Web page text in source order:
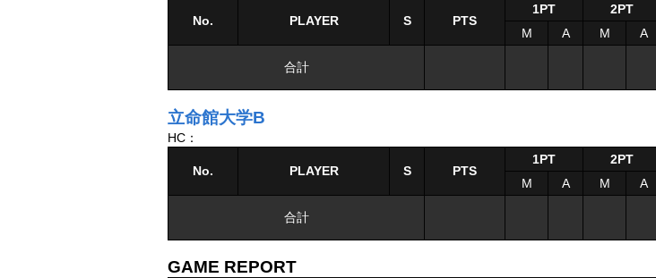
No. PLAYER S PTS
1PT 2PT
M
A M A
合計
立命館大学B
HC：
No. PLAYER S PTS
1PT 2PT
M
A M A
合計
GAME REPORT